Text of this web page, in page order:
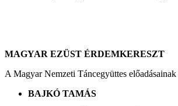
MAGYAR EZÜST ÉRDEMKERESZT
A Magyar Nemzeti Táncegyüttes
BAJKÓ TAMÁS